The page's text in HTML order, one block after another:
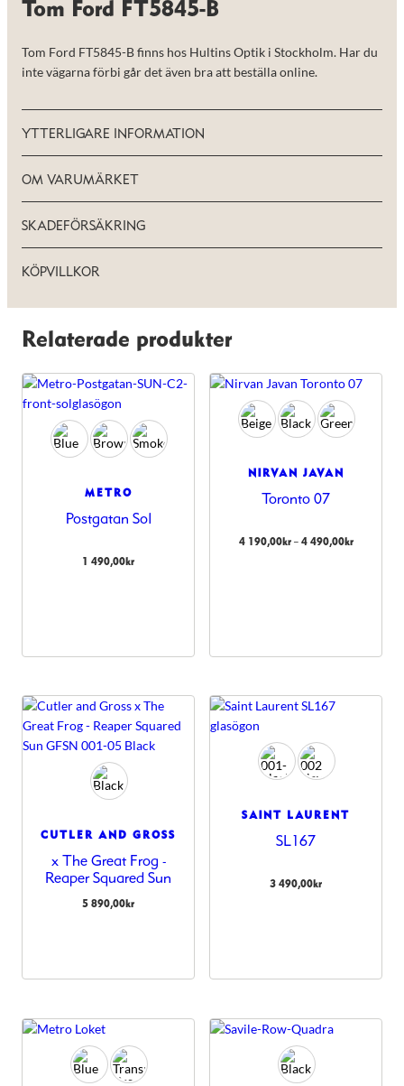
Tom Ford FT5845-B
Tom Ford FT5845-B finns hos Hultins Optik i Stockholm. Har du
inte vägarna förbi går det även bra att beställa online.
YTTERLIGARE INFORMATION
OM VARUMÄRKET
SKADEFÖRSÄKRING
KÖPVILLKOR
Relaterade produkter
METRO
Postgatan Sol
1 490,00kr
NIRVAN JAVAN
Toronto 07
4 190,00kr – 4 490,00kr
CUTLER AND GROSS
x The Great Frog -
Reaper Squared Sun
5 890,00kr
SAINT LAURENT
SL167
3 490,00kr
de här
funktionalitet
att försvinna
Marknadsföring
Genom att dela
intressen och ditt
beteende när du
chansen att få se
personligt